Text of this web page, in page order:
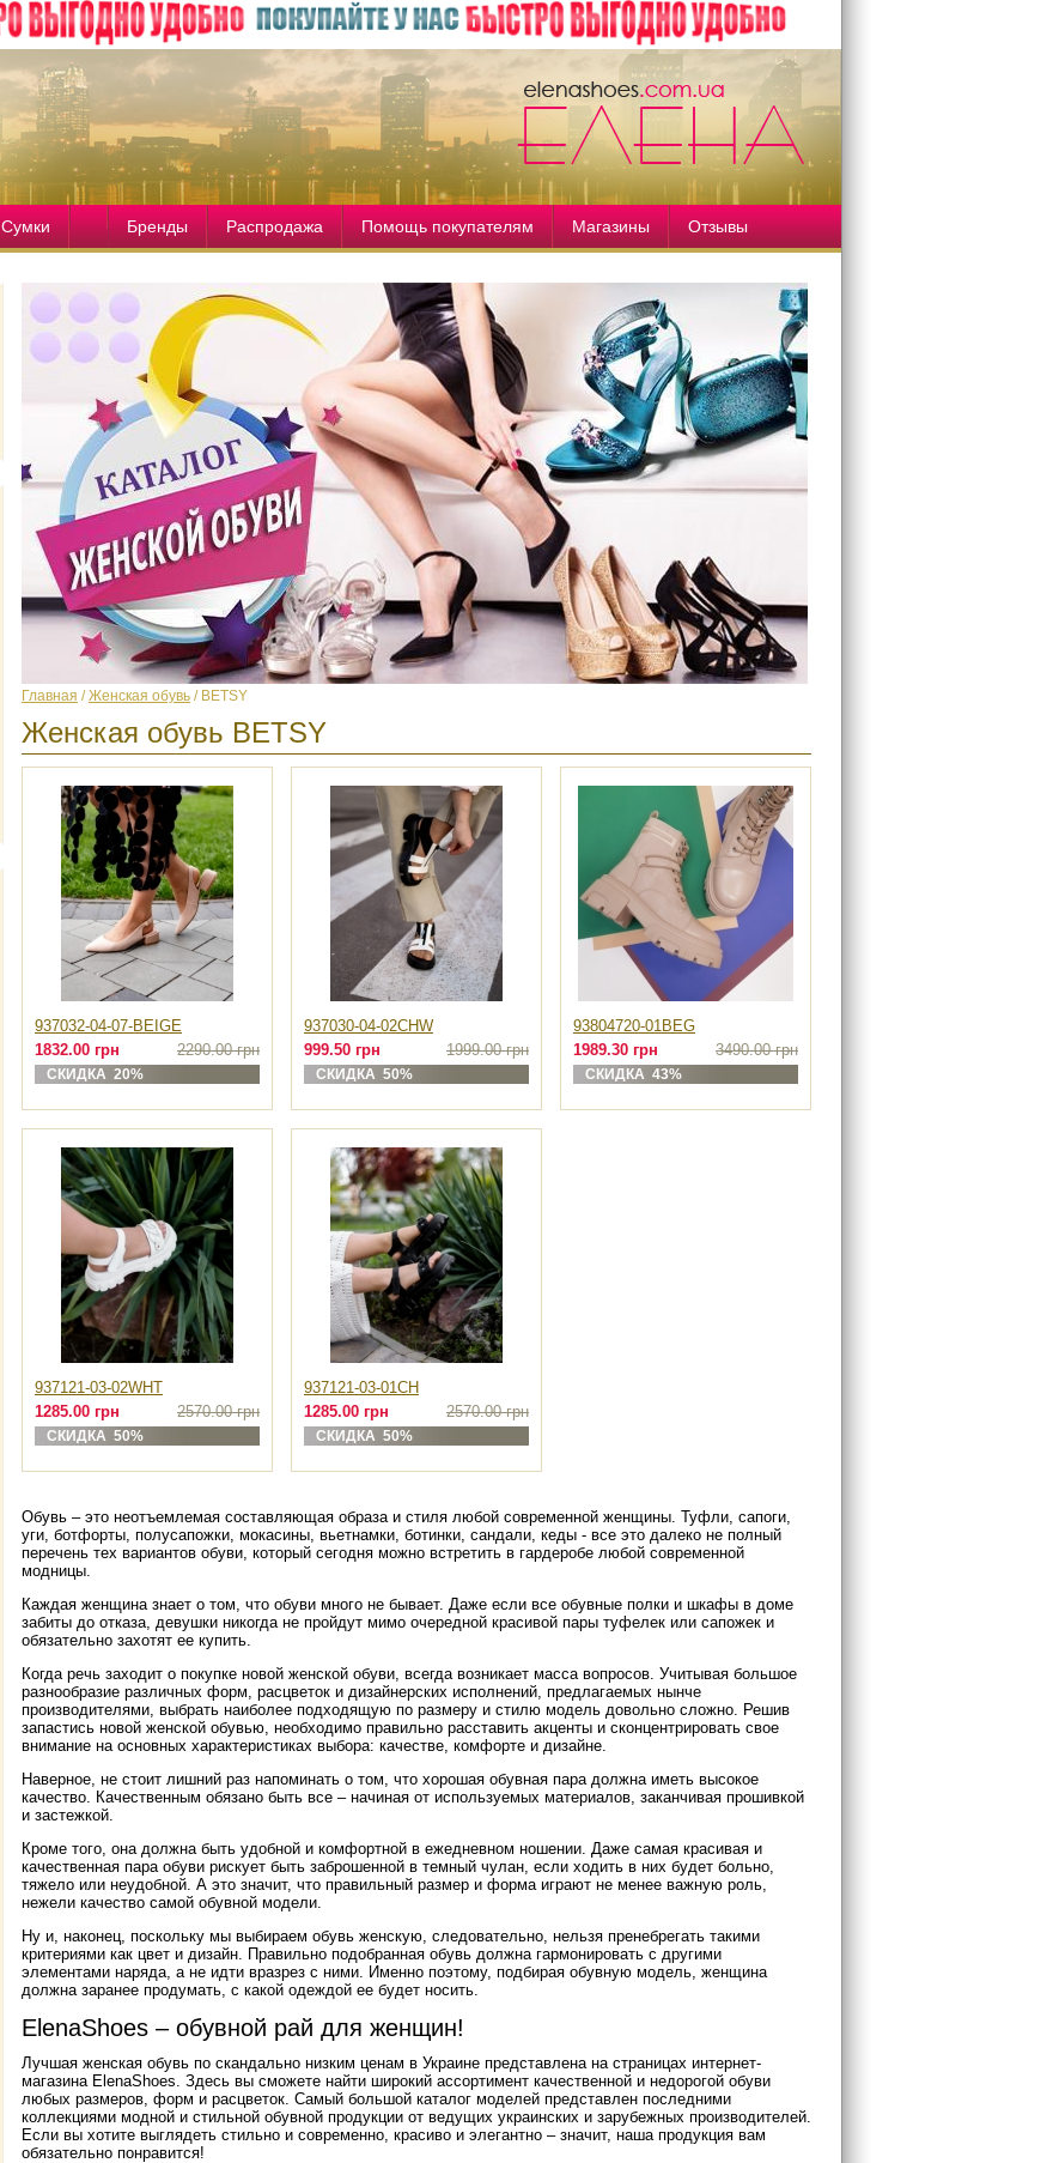
Сумки Бренды Распродажа Помощь покупателям Магазины Отзывы
Главная /Женская обувь / BETSY
Женская обувь BETSY
937032-04-07-BEIGE
1832.00 грн
2290.00 грн
СКИДКА 20%
937030-04-02CHW
999.50 грн
1999.00 грн
СКИДКА 50%
93804720-01BEG
1989.30 грн
3490.00 грн
СКИДКА 43%
937121-03-02WHT
1285.00 грн
2570.00 грн
СКИДКА 50%
937121-03-01CH
1285.00 грн
2570.00 грн
СКИДКА 50%
Обувь – это неотъемлемая составляющая образа и стиля любой современной женщины. Туфли, сапоги,
уги, ботфорты, полусапожки, мокасины, вьетнамки, ботинки, сандали, кеды - все это далеко не полный
перечень тех вариантов обуви, который сегодня можно встретить в гардеробе любой современной
модницы.
Каждая женщина знает о том, что обуви много не бывает. Даже если все обувные полки и шкафы в доме
забиты до отказа, девушки никогда не пройдут мимо очередной красивой пары туфелек или сапожек и
обязательно захотят ее купить.
Когда речь заходит о покупке новой женской обуви, всегда возникает масса вопросов. Учитывая большое
разнообразие различных форм, расцветок и дизайнерских исполнений, предлагаемых нынче
производителями, выбрать наиболее подходящую по размеру и стилю модель довольно сложно. Решив
запастись новой женской обувью, необходимо правильно расставить акценты и сконцентрировать свое
внимание на основных характеристиках выбора: качестве, комфорте и дизайне.
Наверное, не стоит лишний раз напоминать о том, что хорошая обувная пара должна иметь высокое
качество. Качественным обязано быть все – начиная от используемых материалов, заканчивая прошивкой
и застежкой.
Кроме того, она должна быть удобной и комфортной в ежедневном ношении. Даже самая красивая и
качественная пара обуви рискует быть заброшенной в темный чулан, если ходить в них будет больно,
тяжело или неудобной. А это значит, что правильный размер и форма играют не менее важную роль,
нежели качество самой обувной модели.
Ну и, наконец, поскольку мы выбираем обувь женскую, следовательно, нельзя пренебрегать такими
критериями как цвет и дизайн. Правильно подобранная обувь должна гармонировать с другими
элементами наряда, а не идти вразрез с ними. Именно поэтому, подбирая обувную модель, женщина
должна заранее продумать, с какой одеждой ее будет носить.
ElenaShoes – обувной рай для женщин!
Лучшая женская обувь по скандально низким ценам в Украине представлена на страницах интернет-
магазина ElenaShoes. Здесь вы сможете найти широкий ассортимент качественной и недорогой обуви
любых размеров, форм и расцветок. Самый большой каталог моделей представлен последними
коллекциями модной и стильной обувной продукции от ведущих украинских и зарубежных производителей.
Если вы хотите выглядеть стильно и современно, красиво и элегантно – значит, наша продукция вам
обязательно понравится!